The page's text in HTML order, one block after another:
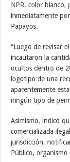
NPR, color blanco,
inmediatamente
Papayos.
“Luego de revisar
incautaron la
ocultos dentro de
logotipo de una
aparentemente
ningún tipo de
Asimismo, indicó
comercializada
jurisdicción,
Público, organismo